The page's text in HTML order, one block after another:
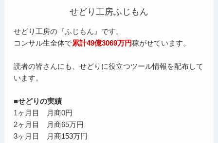
せどり工房ふじもん
せどり工房の『ふじもん』です。
コンサル生全体で累計49億3069万円稼がせています。
読者の皆さんにも、せどりに役立つツール情報を配布して
います。
■せどりの実績
1ヶ月目 月商0円
2ヶ月目 月商65万円
3ヶ月目 月商153万円